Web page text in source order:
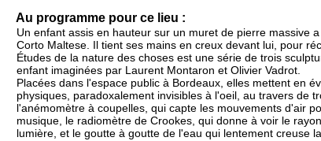
Au programme pour ce lieu :
Un enfant assis en hauteur sur un muret de pierre massive
Corto Maltese. Il tient ses mains en creux devant lui, pour
Études de la nature des choses est une série de trois
enfant imaginées par Laurent Montaron et Olivier Vadrot.
Placées dans l'espace public à Bordeaux, elles mettent en
physiques, paradoxalement invisibles à l'oeil, au travers de
l'anémomètre à coupelles, qui capte les mouvements d'air
musique, le radiomètre de Crookes, qui donne à voir le
lumière, et le goutte à goutte de l'eau qui lentement creuse